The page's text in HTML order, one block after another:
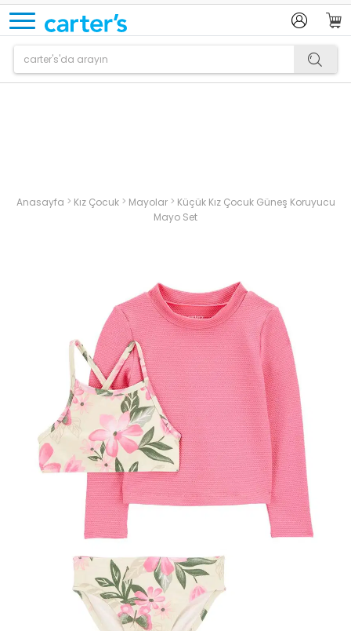
Anasayfa > Kız Çocuk > Mayolar > Küçük Kız Çocuk Güneş Koruyucu
Mayo Set
Ürün sepetinize eklenmiştir.